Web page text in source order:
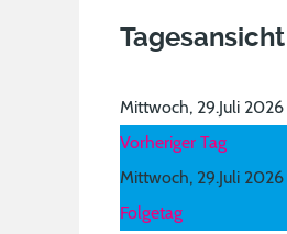
Tagesansicht
Mittwoch, 29.Juli 2026
Vorheriger Tag
Mittwoch, 29.Juli 2026
Folgetag